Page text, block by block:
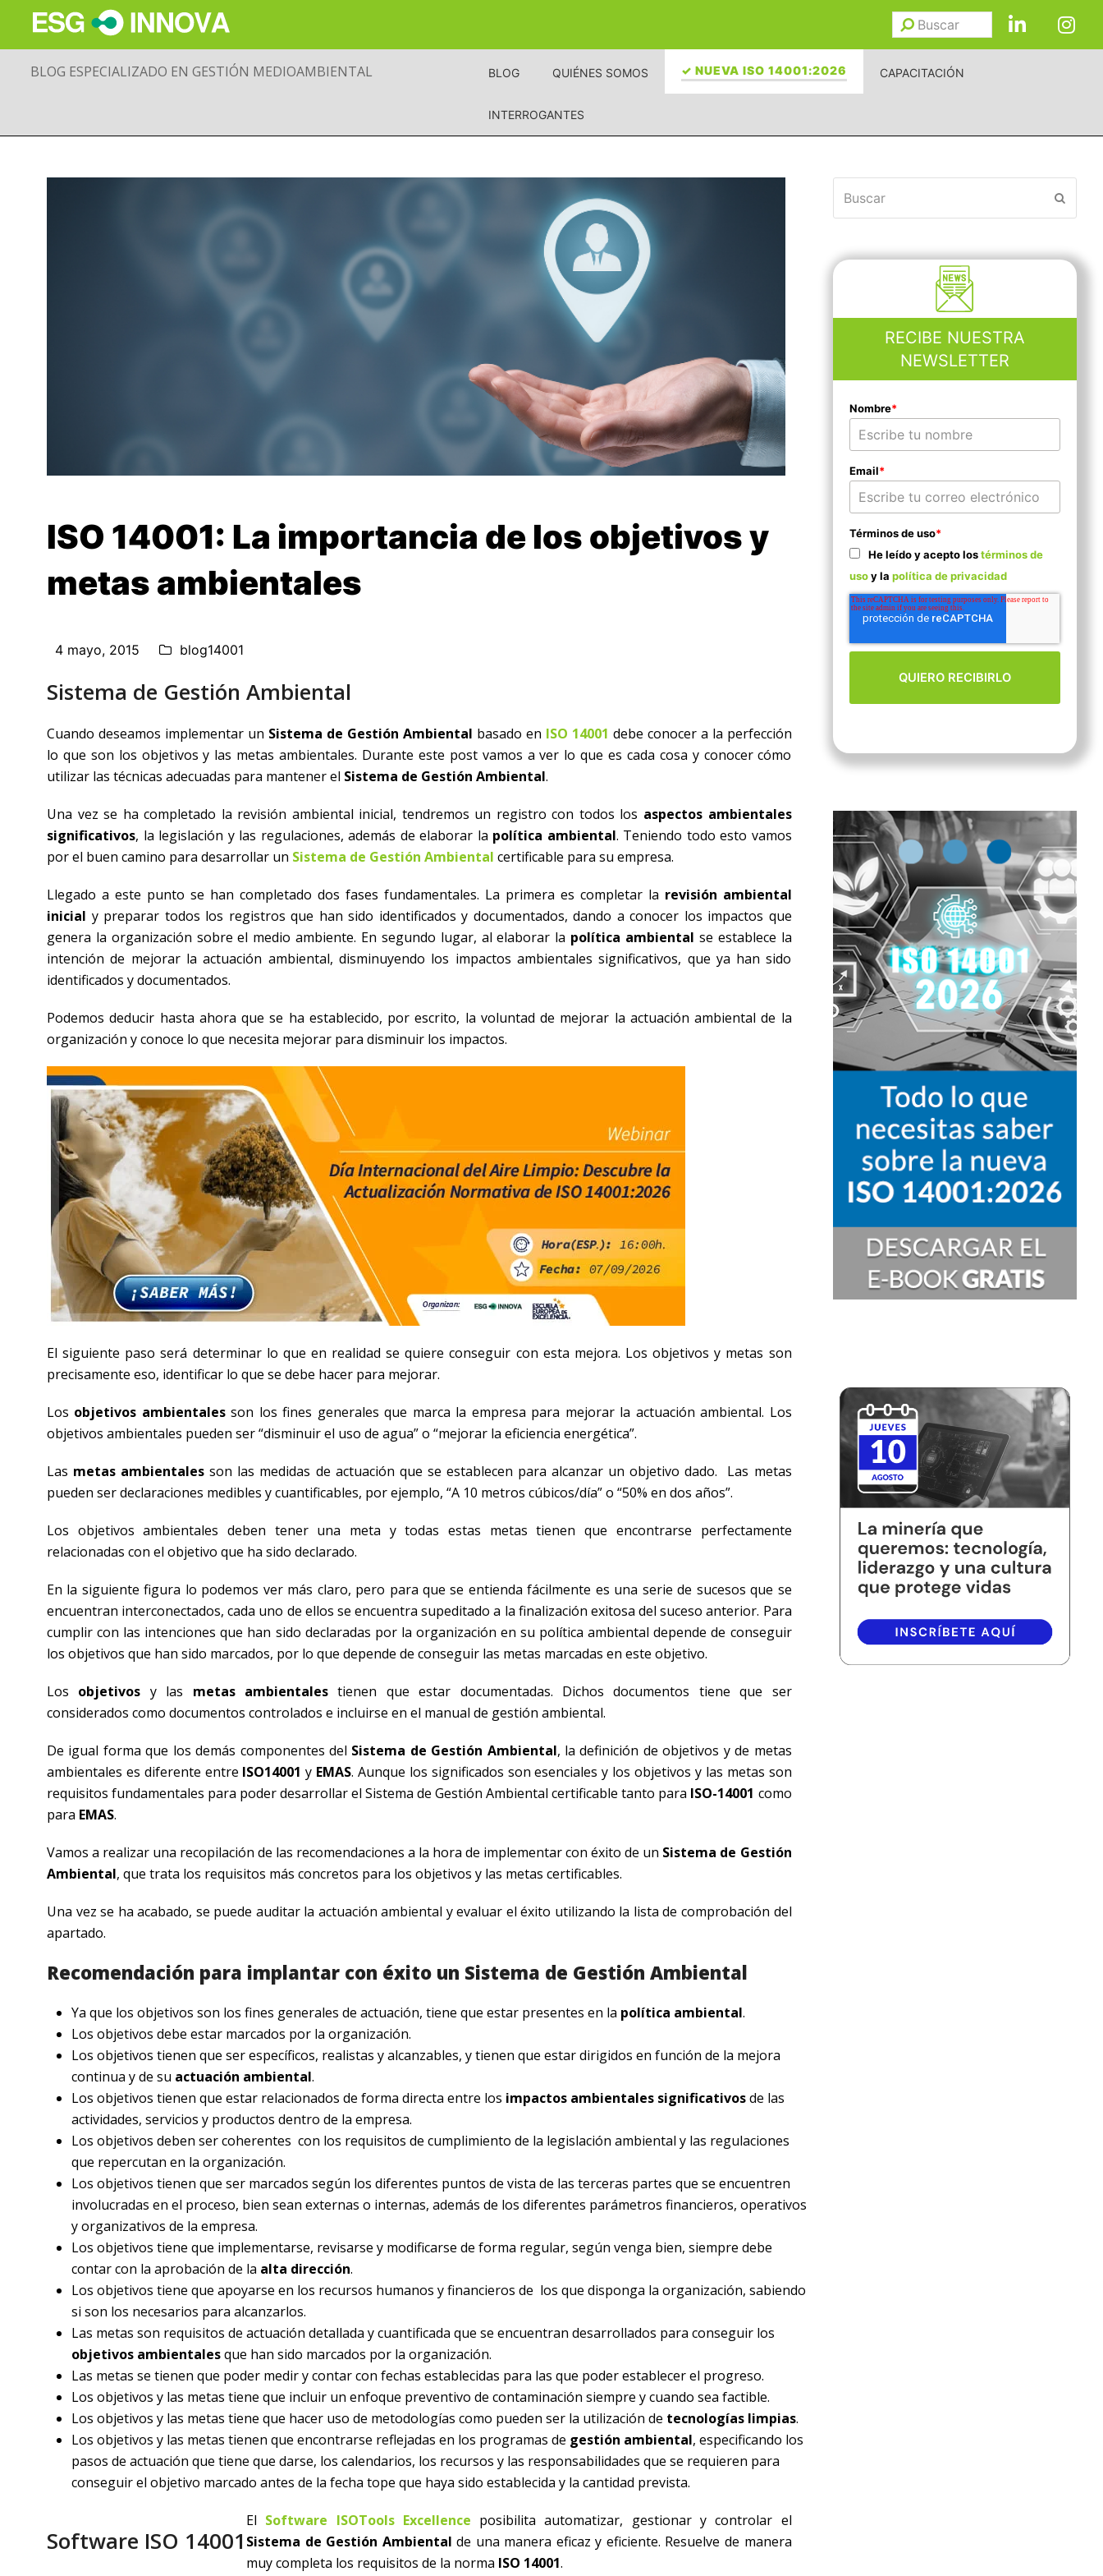
Buscar
BLOG ESPECIALIZADO EN GESTIÓN MEDIOAMBIENTAL BLOG QUIÉNES SOMOS ✓ NUEVA ISO 14001:2026 CAPACITACIÓN
INTERROGANTES
ISO 14001: La importancia de los objetivos y
metas ambientales
4 mayo, 2015 blog14001
Sistema de Gestión Ambiental
Cuando deseamos implementar un Sistema de Gestión Ambiental basado en ISO 14001 debe conocer a la perfección
lo que son los objetivos y las metas ambientales. Durante este post vamos a ver lo que es cada cosa y conocer cómo
utilizar las técnicas adecuadas para mantener el Sistema de Gestión Ambiental.
Una vez se ha completado la revisión ambiental inicial, tendremos un registro con todos los aspectos ambientales
significativos, la legislación y las regulaciones, además de elaborar la política ambiental. Teniendo todo esto vamos
por el buen camino para desarrollar un Sistema de Gestión Ambiental certificable para su empresa.
Llegado a este punto se han completado dos fases fundamentales. La primera es completar la revisión ambiental
inicial y preparar todos los registros que han sido identificados y documentados, dando a conocer los impactos que
genera la organización sobre el medio ambiente. En segundo lugar, al elaborar la política ambiental se establece la
intención de mejorar la actuación ambiental, disminuyendo los impactos ambientales significativos, que ya han sido
identificados y documentados.
Podemos deducir hasta ahora que se ha establecido, por escrito, la voluntad de mejorar la actuación ambiental de la
organización y conoce lo que necesita mejorar para disminuir los impactos.
El siguiente paso será determinar lo que en realidad se quiere conseguir con esta mejora. Los objetivos y metas son
precisamente eso, identificar lo que se debe hacer para mejorar.
Los objetivos ambientalesson los fines generales que marca la empresa para mejorar la actuación ambiental. Los
objetivos ambientales pueden ser “disminuir el uso de agua” o “mejorar la eficiencia energética”.
Las metas ambientales son las medidas de actuación que se establecen para alcanzar un objetivo dado. Las metas
pueden ser declaraciones medibles y cuantificables, por ejemplo, “A 10 metros cúbicos/día” o “50% en dos años”.
Los objetivos ambientales deben tener una meta y todas estas metas tienen que encontrarse perfectamente
relacionadas con el objetivo que ha sido declarado.
En la siguiente figura lo podemos ver más claro, pero para que se entienda fácilmente es una serie de sucesos que se
encuentran interconectados, cada uno de ellos se encuentra supeditado a la finalización exitosa del suceso anterior. Para
cumplir con las intenciones que han sido declaradas por la organización en su política ambiental depende de conseguir
los objetivos que han sido marcados, por lo que depende de conseguir las metas marcadas en este objetivo.
Los objetivos y las metas ambientales tienen que estar documentadas. Dichos documentos tiene que ser
considerados como documentos controlados e incluirse en el manual de gestión ambiental.
De igual forma que los demás componentes del Sistema de Gestión Ambiental, la definición de objetivos y de metas
ambientales es diferente entre ISO14001 y EMAS. Aunque los significados son esenciales y los objetivos y las metas son
requisitos fundamentales para poder desarrollar el Sistema de Gestión Ambiental certificable tanto para ISO-14001 como
para EMAS.
Vamos a realizar una recopilación de las recomendaciones a la hora de implementar con éxito de un Sistema de Gestión
Ambiental, que trata los requisitos más concretos para los objetivos y las metas certificables.
Una vez se ha acabado, se puede auditar la actuación ambiental y evaluar el éxito utilizando la lista de comprobación del
apartado.
Recomendación para implantar con éxito un Sistema de Gestión Ambiental
Ya que los objetivos son los fines generales de actuación, tiene que estar presentes en la política ambiental.
Los objetivos debe estar marcados por la organización.
Los objetivos tienen que ser específicos, realistas y alcanzables, y tienen que estar dirigidos en función de la mejora
continua y de su actuación ambiental.
Los objetivos tienen que estar relacionados de forma directa entre los impactos ambientales significativosde las
actividades, servicios y productos dentro de la empresa.
Los objetivos deben ser coherentes con los requisitos de cumplimiento de la legislación ambiental y las regulaciones
que repercutan en la organización.
Los objetivos tienen que ser marcados según los diferentes puntos de vista de las terceras partes que se encuentren
involucradas en el proceso, bien sean externas o internas, además de los diferentes parámetros financieros, operativos
y organizativos de la empresa.
Los objetivos tiene que implementarse, revisarse y modificarse de forma regular, según venga bien, siempre debe
contar con la aprobación de la alta dirección.
Los objetivos tiene que apoyarse en los recursos humanos y financieros de los que disponga la organización, sabiendo
si son los necesarios para alcanzarlos.
Las metas son requisitos de actuación detallada y cuantificada que se encuentran desarrollados para conseguir los
objetivos ambientalesque han sido marcados por la organización.
Las metas se tienen que poder medir y contar con fechas establecidas para las que poder establecer el progreso.
Los objetivos y las metas tiene que incluir un enfoque preventivo de contaminación siempre y cuando sea factible.
Los objetivos y las metas tiene que hacer uso de metodologías como pueden ser la utilización de tecnologías limpias.
Los objetivos y las metas tienen que encontrarse reflejadas en los programas de gestión ambiental, especificando los
pasos de actuación que tiene que darse, los calendarios, los recursos y las responsabilidades que se requieren para
conseguir el objetivo marcado antes de la fecha tope que haya sido establecida y la cantidad prevista.
Software ISO 14001
El Software ISOTools Excellence posibilita automatizar, gestionar y controlar el
Sistema de Gestión Ambientalde una manera eficaz y eficiente. Resuelve de manera
muy completa los requisitos de la norma ISO 14001.
RECIBE NUESTRA
NEWSLETTER
Nombre*
Email*
Términos de uso*
He leído y acepto lostérminos de
usoy la política de privacidad